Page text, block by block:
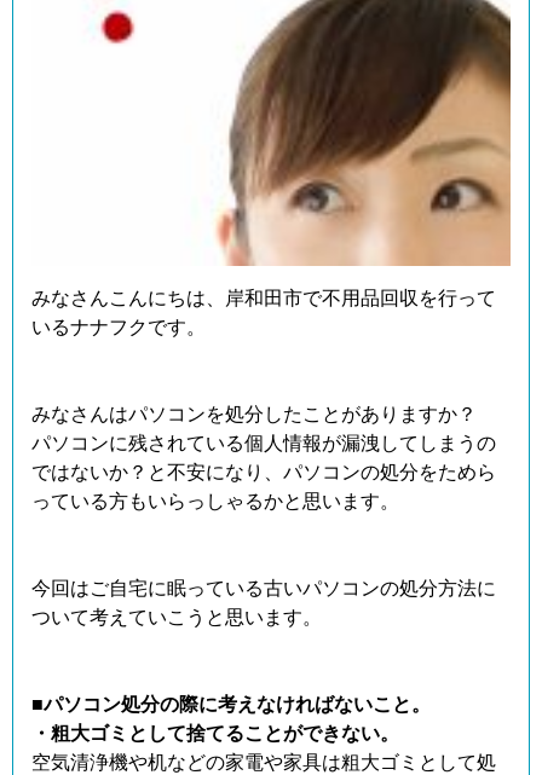
みなさんこんにちは、岸和田市で不用品回収を行って
いるナナフクです。
みなさんはパソコンを処分したことがありますか？
パソコンに残されている個人情報が漏洩してしまうの
ではないか？と不安になり、パソコンの処分をためら
っている方もいらっしゃるかと思います。
今回はご自宅に眠っている古いパソコンの処分方法に
ついて考えていこうと思います。
■パソコン処分の際に考えなければないこと。
・粗大ゴミとして捨てることができない。
空気清浄機や机などの家電や家具は粗大ゴミとして処